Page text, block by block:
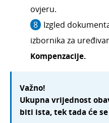
ovjeru.
Izgled
izbornika za
Kompenzacije.
Važno!
Ukupna vrijednost
biti ista, tek tada će